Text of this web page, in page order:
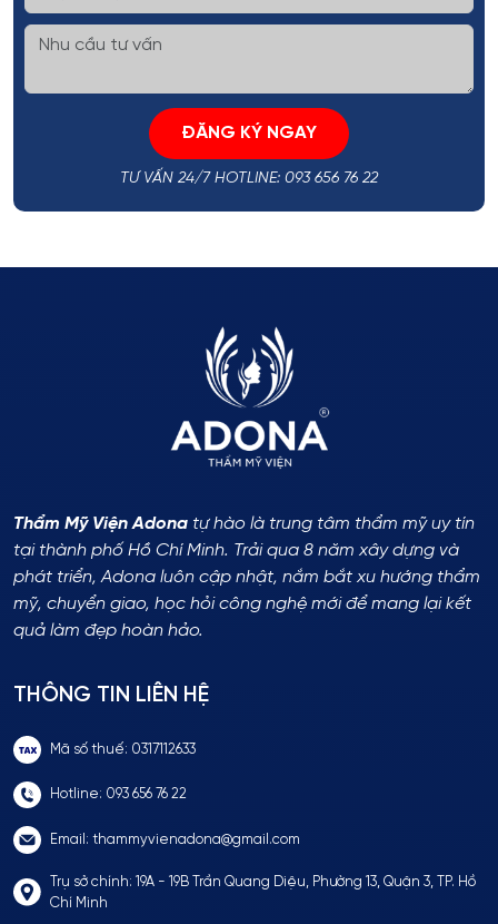
ĐĂNG KÝ NGAY
TƯ VẤN 24/7 HOTLINE: 093 656 76 22
Thẩm Mỹ Viện Adona tự hào là trung tâm thẩm mỹ uy tín
tại thành phố Hồ Chí Minh. Trải qua 8 năm xây dựng và
phát triển, Adona luôn cập nhật, nắm bắt xu hướng thẩm
mỹ, chuyển giao, học hỏi công nghệ mới để mang lại kết
quả làm đẹp hoàn hảo.
THÔNG TIN LIÊN HỆ
Mã số thuế: 0317112633
Hotline: 093 656 76 22
Email: thammyvienadona@gmail.com
Trụ sở chính: 19A - 19B Trần Quang Diệu, Phường 13, Quận 3, TP. Hồ
Chí Minh